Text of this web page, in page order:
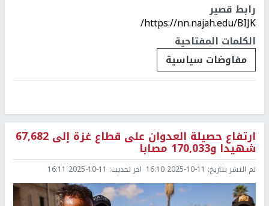
رابط قصير
https://nn.najah.edu/BIJK/
الكلمات المفتاحية
مفاوضات سياسية
ارتفاع حصيلة العدوان على قطاع غزة إلى 67,682
شهيدا و170,033 مصابا
تم النشر بتاريخ: 2025-10-11 16:10 اخر تحديث: 2025-10-11 16:11